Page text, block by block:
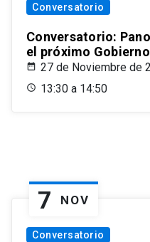
Conversatorio
Conversatorio:
el próximo
27 de Noviembre de
13:30 a 14:50
7 NOV
Conversatorio